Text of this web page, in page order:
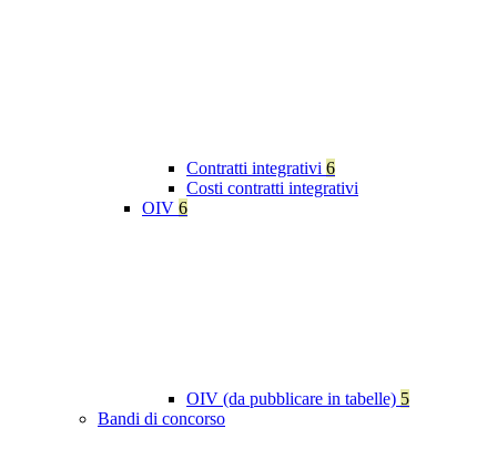
Contratti integrativi 6
Costi contratti integrativi
OIV 6
OIV (da pubblicare in tabelle) 5
Bandi di concorso